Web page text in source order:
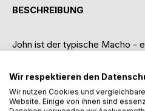
BESCHREIBUNG
John ist der typische Macho -
er sich nach etwas anderem,
und gar fallen lassen kann. Als
kennenlernt, taucht er ein in
Unterwerfung und Sehnsucht.
Wir respektieren den
Wir nutzen Cookies und
Website. Einige von ihnen sind